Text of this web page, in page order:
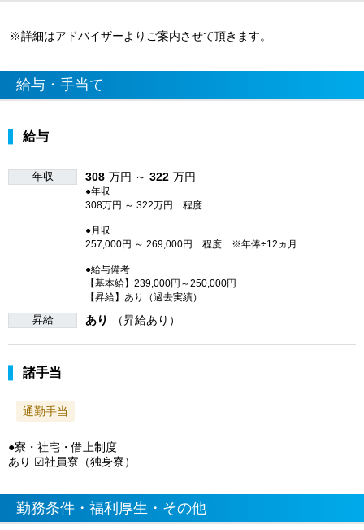
※詳細はアドバイザーよりご案内させて頂きます。
給与・手当て
給与
年収 308 万円 ～ 322 万円
●年収
308万円 ～ 322万円 程度
●月収
257,000円 ～ 269,000円 程度 ※年俸÷12ヵ月
●給与備考
【基本給】239,000円～250,000円
【昇給】あり（過去実績）
昇給 あり （昇給あり）
諸手当
通勤手当
●寮・社宅・借上制度
あり ☑社員寮（独身寮）
勤務条件・福利厚生・その他